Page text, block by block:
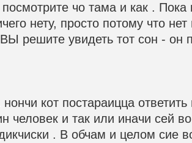
посмотрите чо тама и как .
нету, просто потому что
решите увидеть тот сон - он
нончи кот постараицца
человек и так или иначи сей
. В обчам и целом сие